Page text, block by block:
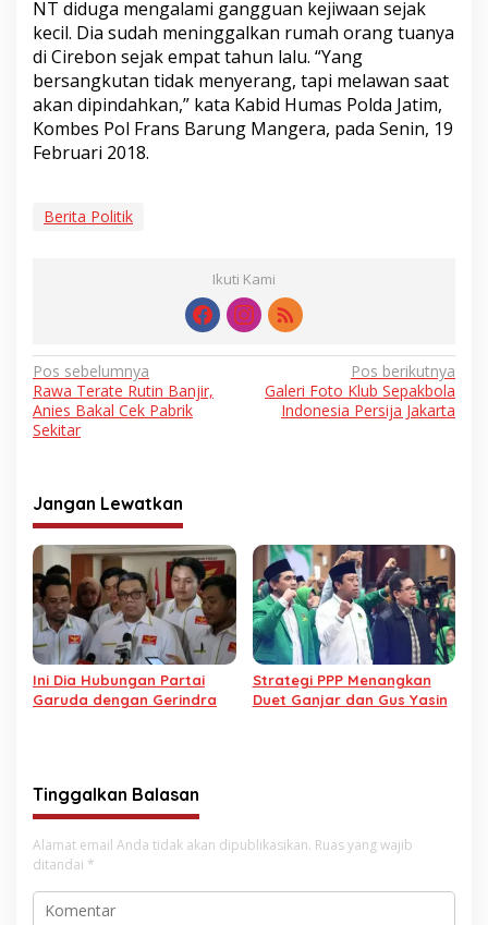
NT diduga mengalami gangguan kejiwaan sejak
kecil. Dia sudah meninggalkan rumah orang tuanya
di Cirebon sejak empat tahun lalu. “Yang
bersangkutan tidak menyerang, tapi melawan saat
akan dipindahkan,” kata Kabid Humas Polda Jatim,
Kombes Pol Frans Barung Mangera, pada Senin, 19
Februari 2018.
Berita Politik
Ikuti Kami
Navigasi
pos
Pos sebelumnya
Rawa Terate Rutin Banjir,
Anies Bakal Cek Pabrik
Sekitar
Pos berikutnya
Galeri Foto Klub Sepakbola
Indonesia Persija Jakarta
Jangan Lewatkan
Ini Dia Hubungan Partai
Garuda dengan Gerindra
Strategi PPP Menangkan
Duet Ganjar dan Gus Yasin
Tinggalkan Balasan
Alamat email Anda tidak akan dipublikasikan. Ruas yang wajib
ditandai *